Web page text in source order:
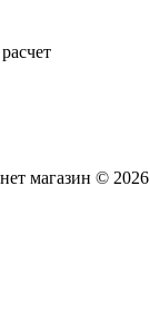
магазин © 2026